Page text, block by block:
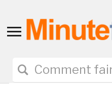
Toggle
navigation